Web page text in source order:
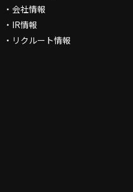
会社情報
IR情報
リクルート情報